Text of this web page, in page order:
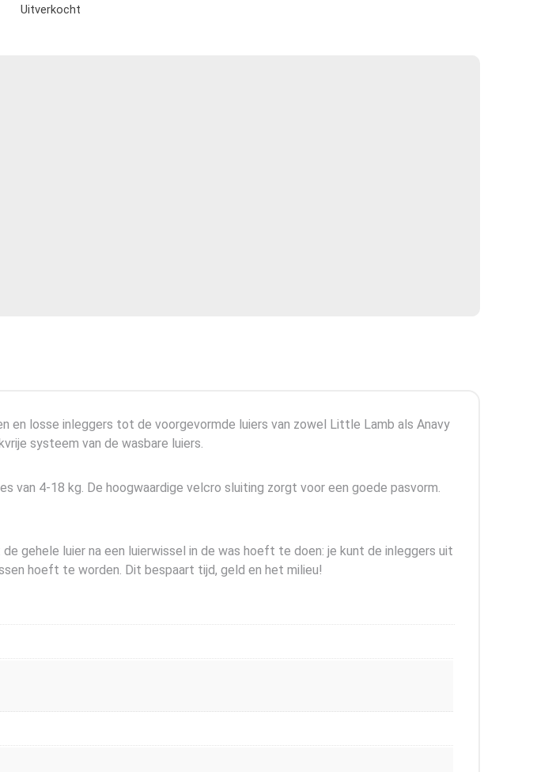
Uitverkocht
en losse inleggers tot de voorgevormde luiers van zowel Little Lamb als Anavy
systeem van de wasbare luiers.
van 4-18 kg. De hoogwaardige velcro sluiting zorgt voor een goede pasvorm.
gehele luier na een luierwissel in de was hoeft te doen: je kunt de inleggers uit
hoeft te worden. Dit bespaart tijd, geld en het milieu!